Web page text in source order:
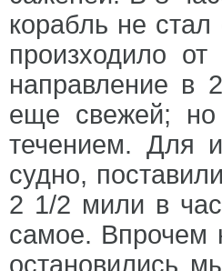
корабль не
произходило
направление в
еще свежей;
течением. Для
судно,
2 1/2 мили в
самое. Впрочем
остановились